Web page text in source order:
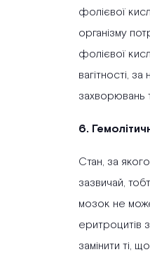
фолієвої
організму
фолієвої
вагітності,
захворювань
6.
Стан, за
зазвичай,
мозок не
еритроцитів
замінити ті,